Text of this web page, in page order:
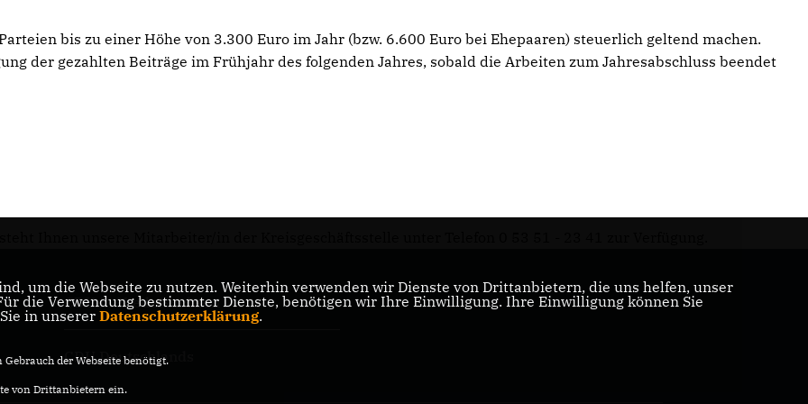
bis zu einer Höhe von 3.300 Euro im Jahr (bzw. 6.600 Euro bei Ehepaaren) steuerlich geltend machen.
der gezahlten Beiträge im Frühjahr des folgenden Jahres, sobald die Arbeiten zum Jahresabschluss beendet
CDU in Niedersachsen
CDU Deutschlands
um die Webseite zu nutzen. Weiterhin verwenden wir Dienste von Drittanbietern, die uns helfen, unser
die Verwendung bestimmter Dienste, benötigen wir Ihre Einwilligung. Ihre Einwilligung können Sie
in unserer Datenschutzerklärung.
der Webseite benötigt.
von Drittanbietern ein.